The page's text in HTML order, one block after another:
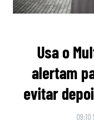
Usa o
alertam
evitar
09:10